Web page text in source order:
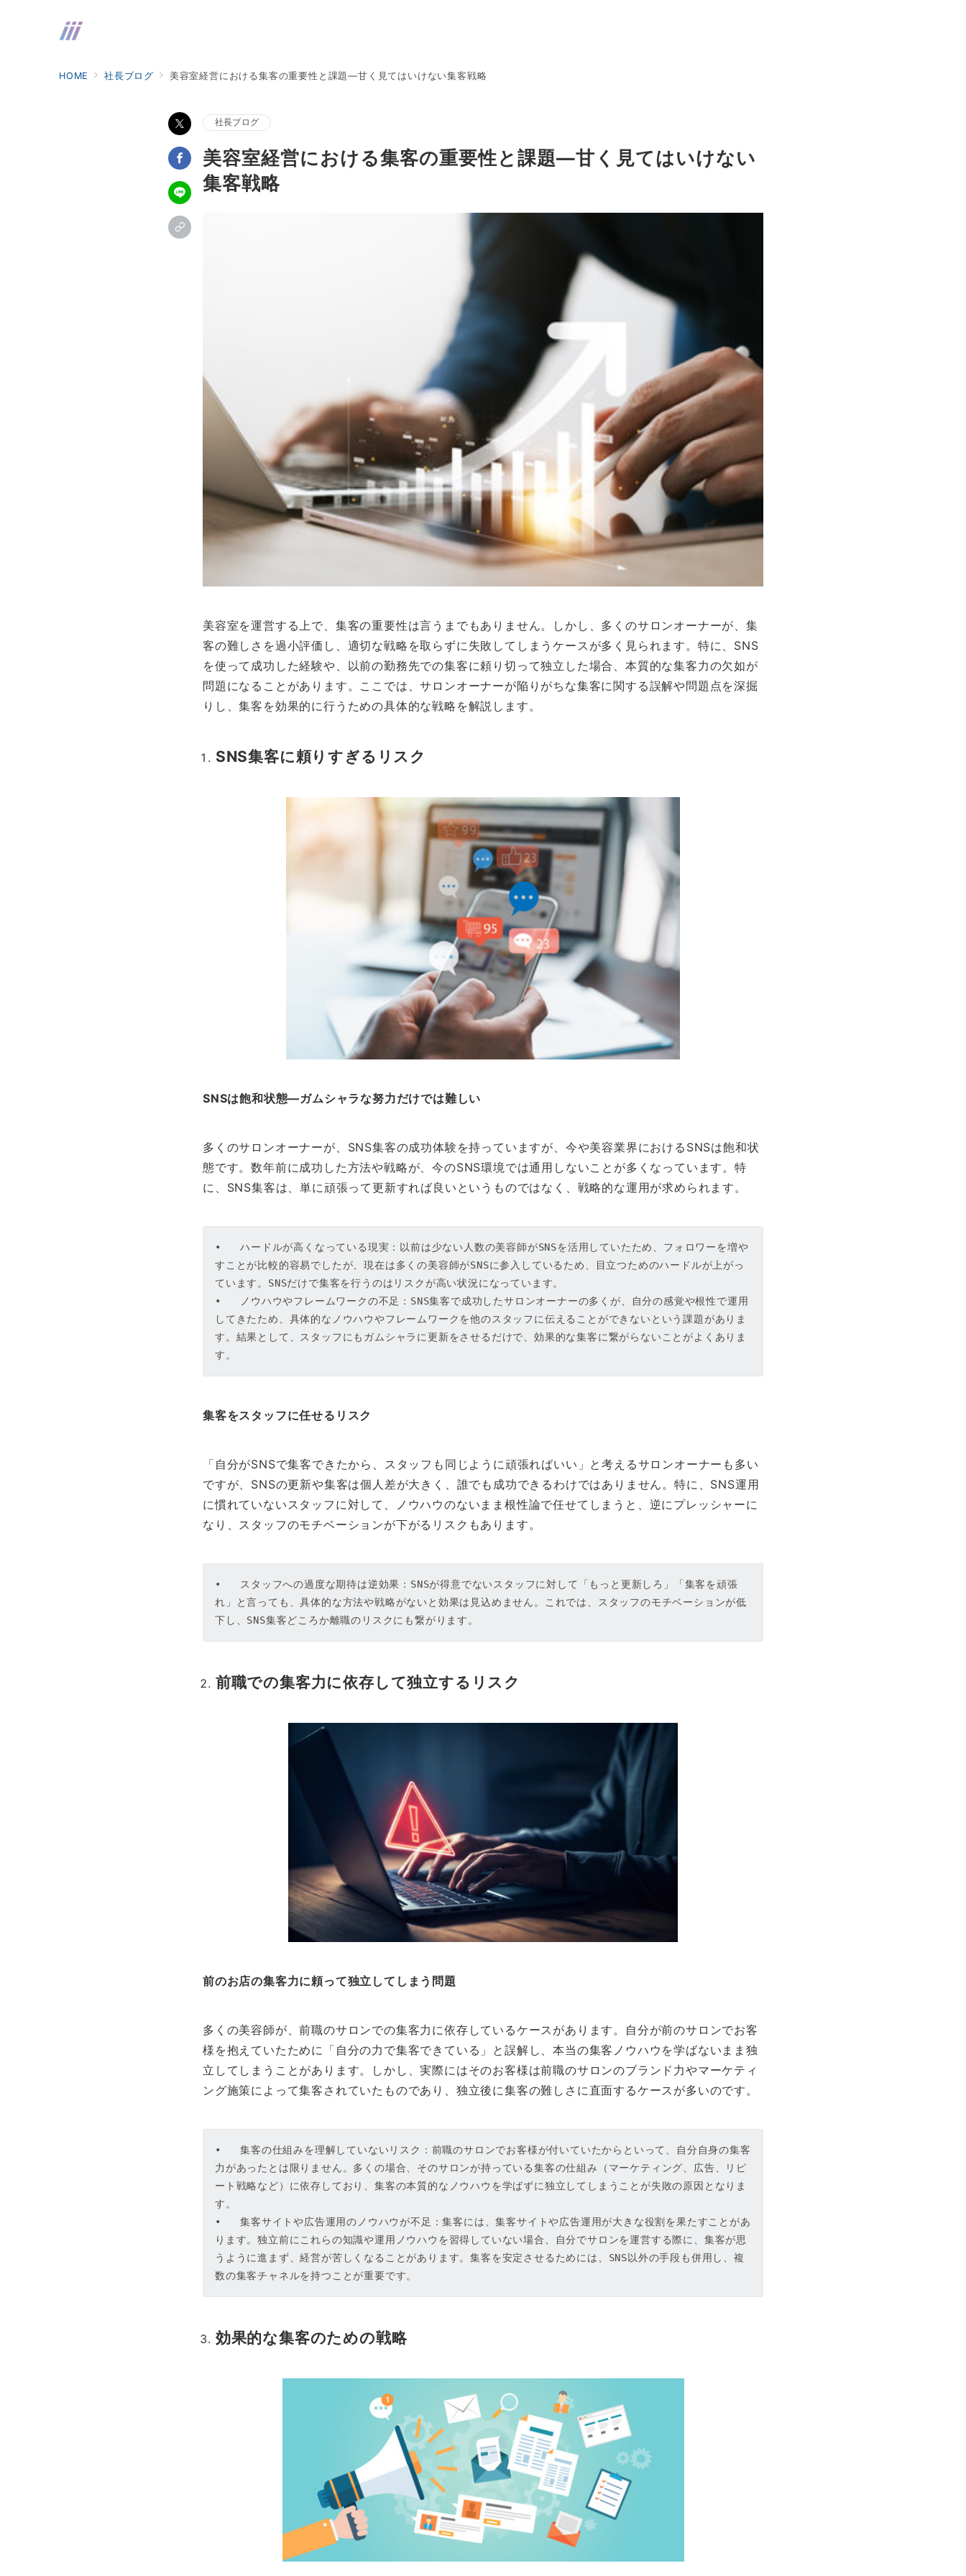
HOME 社長ブログ 美容室経営における集客の重要性と課題—甘く見てはいけない集客戦略
社長ブログ
美容室経営における集客の重要性と課題—甘く見てはいけない
集客戦略
美容室を運営する上で、集客の重要性は言うまでもありません。しかし、多くのサロンオーナーが、集
客の難しさを過小評価し、適切な戦略を取らずに失敗してしまうケースが多く見られます。特に、SNS
を使って成功した経験や、以前の勤務先での集客に頼り切って独立した場合、本質的な集客力の欠如が
問題になることがあります。ここでは、サロンオーナーが陥りがちな集客に関する誤解や問題点を深掘
りし、集客を効果的に行うための具体的な戦略を解説します。
SNS集客に頼りすぎるリスク
SNSは飽和状態—ガムシャラな努力だけでは難しい
多くのサロンオーナーが、SNS集客の成功体験を持っていますが、今や美容業界におけるSNSは飽和状
態です。数年前に成功した方法や戦略が、今のSNS環境では通用しないことが多くなっています。特
に、SNS集客は、単に頑張って更新すれば良いというものではなく、戦略的な運用が求められます。
•   ハードルが高くなっている現実：以前は少ない人数の美容師がSNSを活用していたため、フォロワーを増や
すことが比較的容易でしたが、現在は多くの美容師がSNSに参入しているため、目立つためのハードルが上がっ
ています。SNSだけで集客を行うのはリスクが高い状況になっています。
•   ノウハウやフレームワークの不足：SNS集客で成功したサロンオーナーの多くが、自分の感覚や根性で運用
してきたため、具体的なノウハウやフレームワークを他のスタッフに伝えることができないという課題がありま
す。結果として、スタッフにもガムシャラに更新をさせるだけで、効果的な集客に繋がらないことがよくありま
す。
集客をスタッフに任せるリスク
「自分がSNSで集客できたから、スタッフも同じように頑張ればいい」と考えるサロンオーナーも多い
ですが、SNSの更新や集客は個人差が大きく、誰でも成功できるわけではありません。特に、SNS運用
に慣れていないスタッフに対して、ノウハウのないまま根性論で任せてしまうと、逆にプレッシャーに
なり、スタッフのモチベーションが下がるリスクもあります。
•   スタッフへの過度な期待は逆効果：SNSが得意でないスタッフに対して「もっと更新しろ」「集客を頑張
れ」と言っても、具体的な方法や戦略がないと効果は見込めません。これでは、スタッフのモチベーションが低
下し、SNS集客どころか離職のリスクにも繋がります。
前職での集客力に依存して独立するリスク
前のお店の集客力に頼って独立してしまう問題
多くの美容師が、前職のサロンでの集客力に依存しているケースがあります。自分が前のサロンでお客
様を抱えていたために「自分の力で集客できている」と誤解し、本当の集客ノウハウを学ばないまま独
立してしまうことがあります。しかし、実際にはそのお客様は前職のサロンのブランド力やマーケティ
ング施策によって集客されていたものであり、独立後に集客の難しさに直面するケースが多いのです。
•   集客の仕組みを理解していないリスク：前職のサロンでお客様が付いていたからといって、自分自身の集客
力があったとは限りません。多くの場合、そのサロンが持っている集客の仕組み（マーケティング、広告、リピ
ート戦略など）に依存しており、集客の本質的なノウハウを学ばずに独立してしまうことが失敗の原因となりま
す。
•   集客サイトや広告運用のノウハウが不足：集客には、集客サイトや広告運用が大きな役割を果たすことがあ
ります。独立前にこれらの知識や運用ノウハウを習得していない場合、自分でサロンを運営する際に、集客が思
うように進まず、経営が苦しくなることがあります。集客を安定させるためには、SNS以外の手段も併用し、複
数の集客チャネルを持つことが重要です。
効果的な集客のための戦略